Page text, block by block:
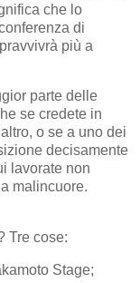
che lo
di
più a
parte delle
se credete in
o se a uno dei
decisamente
lavorate non
malincuore.
Tre cose:
Stage;